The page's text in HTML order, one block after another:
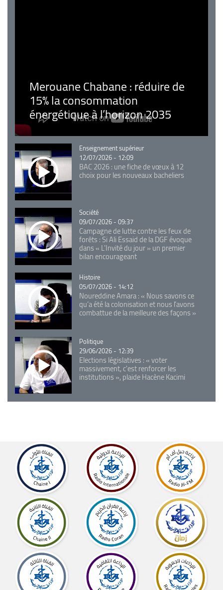
Merouane Chabane : réduire de
15% la consommation
énergétique à l’horizon 2035
Catégorie
Enseignement supérieur
12/07/2026 - 12:09
BAC 2026 : une fiche de vœux à 12
choix pour les nouveaux bacheliers
Catégorie
Société
09/07/2026 - 09:37
Campagne de lutte contre les feux de
forêts : Si Ali Essaid de la DGF évoque
dans « L'Invité du jour » un premier
bilan encourageant
Catégorie
Histoire
05/07/2026 - 14:12
Noureddine Amara : « Nous savons ce
qu’a été la colonisation et nous l’avons
combattue de la meilleure des façons »
Catégorie
Politique
29/06/2026 - 12:39
Elections législatives : « voter
massivement, c'est renforcer les
institutions », plaide Hacène Kacimi